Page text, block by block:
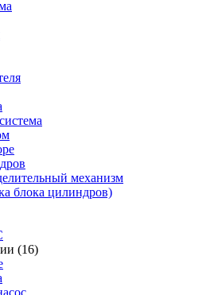
механизм
блока цилиндров)
(16)